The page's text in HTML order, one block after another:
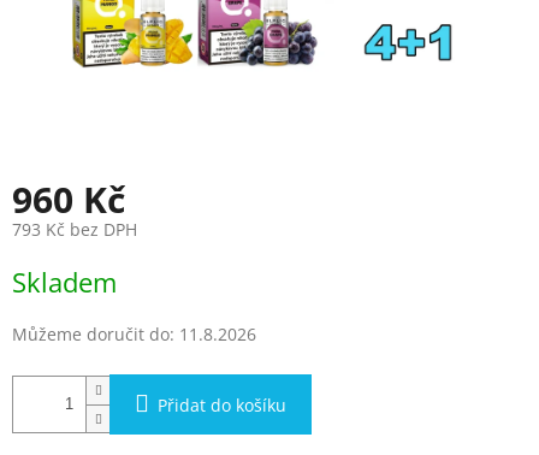
960 Kč
793 Kč bez DPH
cena:
Skladem
Můžeme doručit do: 11.8.2026
Přidat do košíku